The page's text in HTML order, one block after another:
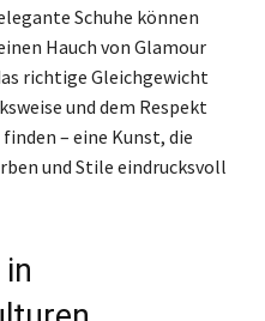
Schuhe können
Hauch von Glamour
richtige Gleichgewicht
und dem Respekt
– eine Kunst, die
und Stile eindrucksvoll